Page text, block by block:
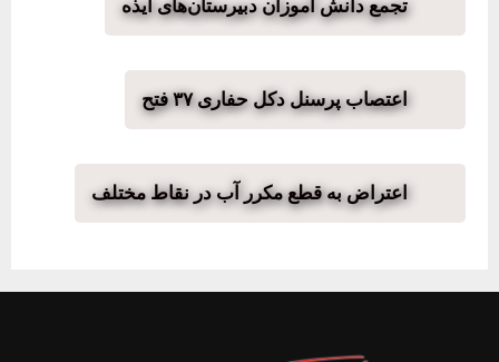
تجمع دانش آموزان دبیرستان‌های ایذه
اعتصاب پرسنل دکل حفاری ۳۷ فتح
اعتراض به قطع مکرر آب در نقاط مختلف